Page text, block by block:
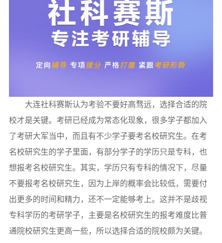
大连社科赛斯认为考验不要好高骛远，选择合适的院
校才是关键。考研已经成为常态化现象，很多学子都加入
了考研大军当中，而且有不少学子要考名校研究生。在考
名校研究生的学子里面，有部分学子的学历只是专科，也
想报考名校研究生。其实，学历只有专科的情况下，尽量
不要报考名校研究生，因为上岸的概率会比较低，需要付
出更多的时间和精力，还不一定能够考上。这并不是歧视
专科学历的考研学子，主要是名校研究生的报考难度比普
通院校研究生更高一些，所以选择合适的院校颇为关键。